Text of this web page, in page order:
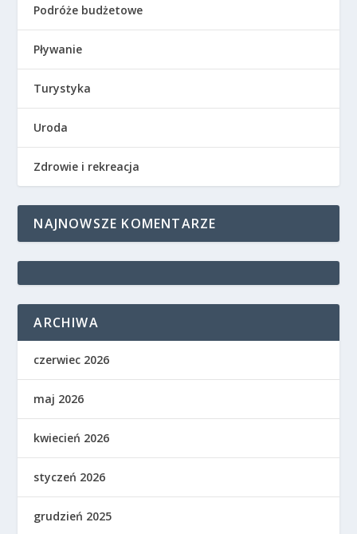
Podróże budżetowe
Pływanie
Turystyka
Uroda
Zdrowie i rekreacja
NAJNOWSZE KOMENTARZE
ARCHIWA
czerwiec 2026
maj 2026
kwiecień 2026
styczeń 2026
grudzień 2025